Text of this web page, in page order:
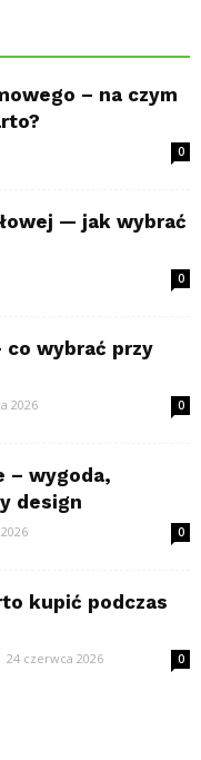
– na czym
0
— jak wybrać
0
co wybrać przy
2026 0
– wygoda,
design
0
kupić podczas
24 czerwca 2026 0